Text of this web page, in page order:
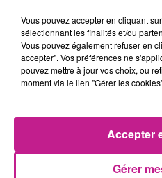
Le poste est à pourvoir
mission longue en
La rémunération est à définir
Indemnité de transport/trajet
PROFIL RECHERCHÉ
Issu(e) d'une formation dans
Vous pouvez accepter en cliquant
sélectionnant les finalités et/ou
Vous pouvez également refuser en
accepter". Vos préférences ne
pouvez mettre à jour vos choix, ou
moment via le lien "Gérer les
Gérer
Accepter